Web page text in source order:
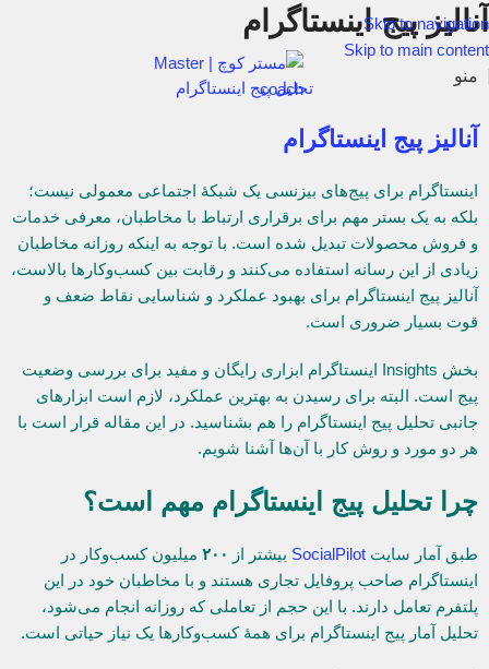
Skip to navigation
Skip to main content
منو
آنالیز پیج اینستاگرام
تحلیل پیج اینستاگرام
آنالیز پیج اینستاگرام
اینستاگرام برای پیج‌های بیزنسی یک شبکۀ اجتماعی معمولی نیست؛
بلکه به یک بستر مهم برای برقراری ارتباط با مخاطبان، معرفی خدمات
و فروش محصولات تبدیل شده است. با توجه به اینکه روزانه مخاطبان
زیادی از این رسانه استفاده می‌کنند و رقابت بین کسب‌وکارها بالاست،
آنالیز پیج اینستاگرام برای بهبود عملکرد و شناسایی نقاط ضعف و
قوت بسیار ضروری است.
بخش Insights اینستاگرام ابزاری رایگان و مفید برای بررسی وضعیت
پیج است. البته برای رسیدن به بهترین عملکرد، لازم است ابزارهای
جانبی تحلیل پیج اینستاگرام را هم بشناسید. در این مقاله قرار است با
هر دو مورد و روش کار با آن‌ها آشنا شویم.
چرا تحلیل پیج اینستاگرام مهم است؟
طبق آمار سایت SocialPilot بیشتر از ۲۰۰ میلیون کسب‌وکار در
اینستاگرام صاحب پروفایل تجاری هستند و با مخاطبان خود در این
پلتفرم تعامل دارند. با این حجم از تعاملی که روزانه انجام می‌شود،
تحلیل آمار پیج اینستاگرام برای همۀ کسب‌وکارها یک نیاز حیاتی است.